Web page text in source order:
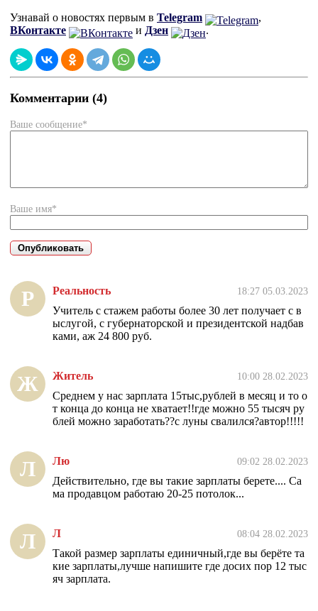
Узнавай о новостях первым в Telegram
,
ВКонтакте
и Дзен .
Комментарии (4)
Ваше сообщение*
Ваше имя*
Р Реальность 18:27 05.03.2023
Учитель с стажем работы более 30 лет получает с в
ыслугой, с губернаторской и президентской надбав
ками, аж 24 800 руб.
Ж Житель 10:00 28.02.2023
Среднем у нас зарплата 15тыс,рублей в месяц и то о
т конца до конца не хватает!!где можно 55 тысяч ру
блей можно заработать??с луны свалился?автор!!!!!
Л Лю 09:02 28.02.2023
Действительно, где вы такие зарплаты берете.... Са
ма продавцом работаю 20-25 потолок...
Л Л 08:04 28.02.2023
Такой размер зарплаты единичный,где вы берёте та
кие зарплаты,лучше напишите где досих пор 12 тыс
яч зарплата.